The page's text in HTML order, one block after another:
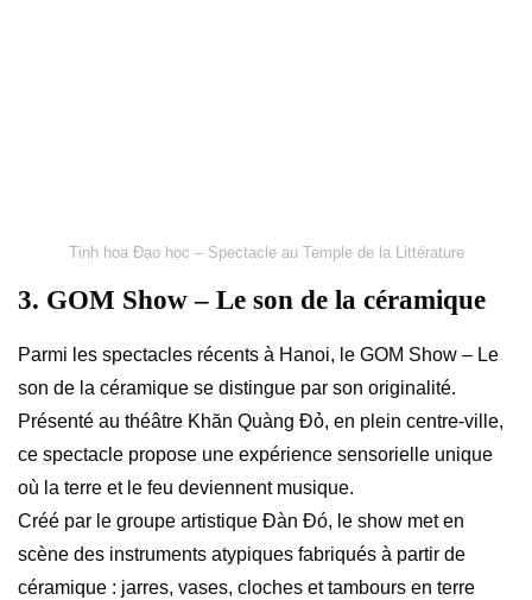
Tinh hoa Đạo học – Spectacle au Temple de la Littérature
3. GOM Show – Le son de la céramique
Parmi les spectacles récents à Hanoi, le GOM Show – Le
son de la céramique se distingue par son originalité.
Présenté au théâtre Khăn Quàng Đỏ, en plein centre-ville,
ce spectacle propose une expérience sensorielle unique
où la terre et le feu deviennent musique.
Créé par le groupe artistique Đàn Đó, le show met en
scène des instruments atypiques fabriqués à partir de
céramique : jarres, vases, cloches et tambours en terre